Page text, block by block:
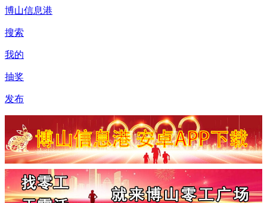
博山信息港
搜索
我的
抽奖
发布